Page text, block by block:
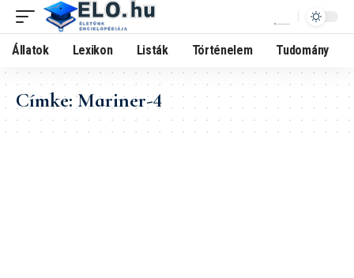
Állatok Lexikon Listák Történelem Tudomány
Címke:Mariner-4